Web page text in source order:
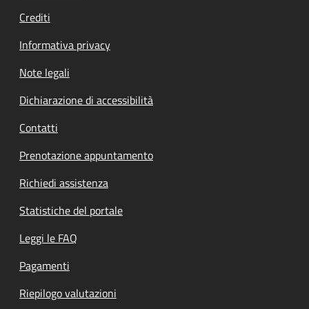
Crediti
Informativa privacy
Note legali
Dichiarazione di accessibilità
Contatti
Prenotazione appuntamento
Richiedi assistenza
Statistiche del portale
Leggi le FAQ
Pagamenti
Riepilogo valutazioni